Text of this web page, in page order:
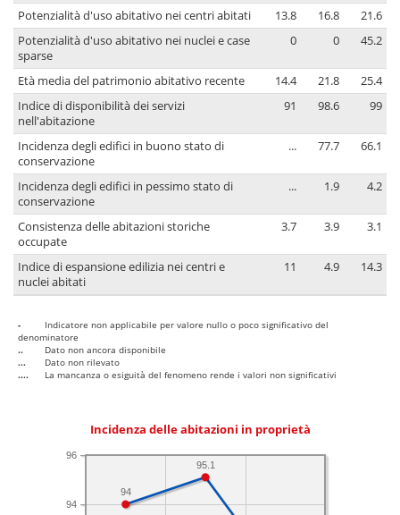
Potenzialità d'uso abitativo nei centri abitati
13.8 16.8
21.6
Potenzialità d'uso abitativo nei nuclei e case
sparse
0 0 45.2
Età media del patrimonio abitativo recente 14.4 21.8
25.4
Indice di disponibilità dei servizi
nell'abitazione
91 98.6 99
Incidenza degli edifici in buono stato di
conservazione
... 77.7 66.1
Incidenza degli edifici in pessimo stato di
conservazione
... 1.9 4.2
Consistenza delle abitazioni storiche
occupate
3.7 3.9 3.1
Indice di espansione edilizia nei centri e
nuclei abitati
11 4.9 14.3
-
Indicatore non applicabile per valore nullo o poco significativo del
denominatore
..
Dato non ancora disponibile
...
Dato non rilevato
....
La mancanza o esiguità del fenomeno rende i valori non significativi
Incidenza delle abitazioni in proprietà
94
96
95.1
94